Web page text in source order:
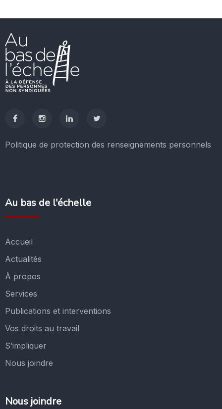
Politique de protection des renseignements personnels
Au bas de l'échelle
Accueil
Actualités
À propos
Services
Publications et interventions
Vos droits au travail
S’impliquer
Nous joindre
Nous joindre